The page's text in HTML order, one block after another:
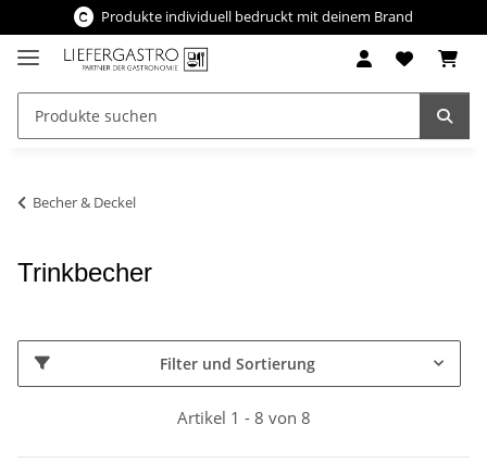
Produkte individuell bedruckt mit deinem Brand
Becher & Deckel
Trinkbecher
Filter und Sortierung
Artikel 1 - 8 von 8